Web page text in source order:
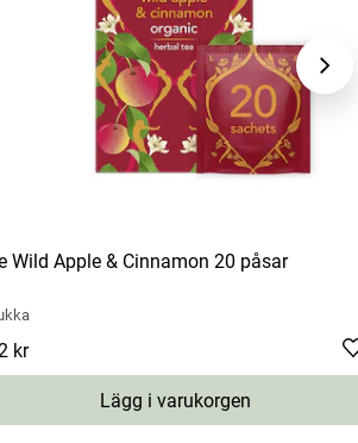
Wild Apple & Cinnamon 20 påsar
:52 kr
kr
Lägg i varukorgen